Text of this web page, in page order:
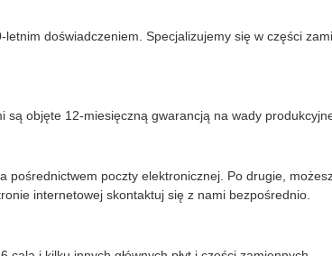
doświadczeniem. Specjalizujemy się w części
są objęte 12-miesięczną gwarancją na wady
poczty elektronicznej. Po drugie,
internetowej skontaktuj się z nami bezpośrednio.